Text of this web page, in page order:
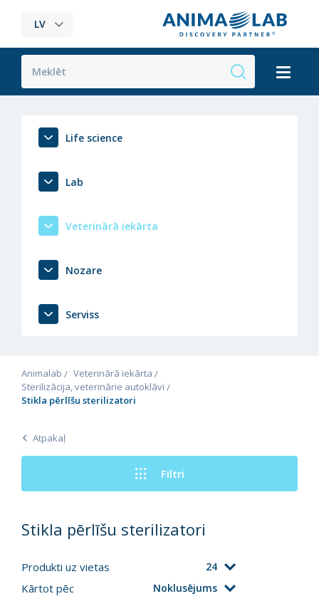
LV
Life science
Lab
Veterinārā iekārta
Nozare
Serviss
Animalab
Veterinārā iekārta
Sterilizācija, veterinārie autoklāvi
Stikla pērlīšu sterilizatori
Atpakaļ
Filtri
Stikla pērlīšu sterilizatori
Produkti uz vietas 24
Kārtot pēc Noklusējums